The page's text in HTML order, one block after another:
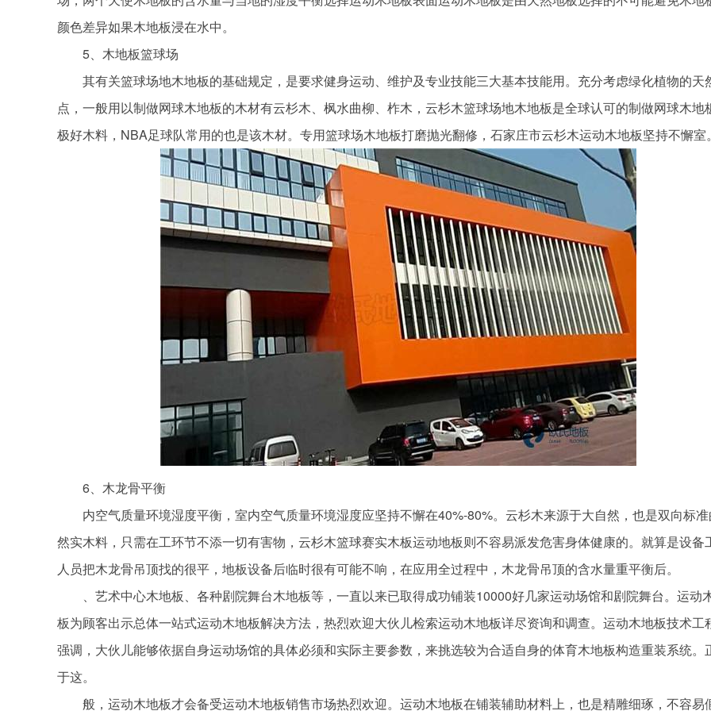
颜色差异如果木地板浸在水中。
5、木地板篮球场
其有关篮球场地木地板的基础规定，是要求健身运动、维护及专业技能三大基本技能用。充分考虑绿化植物的天
点，一般用以制做网球木地板的木材有云杉木、枫水曲柳、柞木，云杉木篮球场地木地板是全球认可的制做网球木地
极好木料，NBA足球队常用的也是该木材。专用篮球场木地板打磨抛光翻修，石家庄市云杉木运动木地板坚持不懈室。
6、木龙骨平衡
内空气质量环境湿度平衡，室内空气质量环境湿度应坚持不懈在40%-80%。云杉木来源于大自然，也是双向标准
然实木料，只需在工环节不添一切有害物，云杉木篮球赛实木板运动地板则不容易派发危害身体健康的。就算是设备
人员把木龙骨吊顶找的很平，地板设备后临时很有可能不响，在应用全过程中，木龙骨吊顶的含水量重平衡后。
、艺术中心木地板、各种剧院舞台木地板等，一直以来已取得成功铺装10000好几家运动场馆和剧院舞台。运动
板为顾客出示总体一站式运动木地板解决方法，热烈欢迎大伙儿检索运动木地板详尽资询和调查。运动木地板技术工
强调，大伙儿能够依据自身运动场馆的具体必须和实际主要参数，来挑选较为合适自身的体育木地板构造重装系统。
于这。
般，运动木地板才会备受运动木地板销售市场热烈欢迎。运动木地板在铺装辅助材料上，也是精雕细琢，不容易